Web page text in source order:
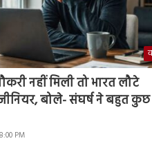
नहीं मिली तो भारत लौटे
बोले- संघर्ष ने बहुत कुछ
PM